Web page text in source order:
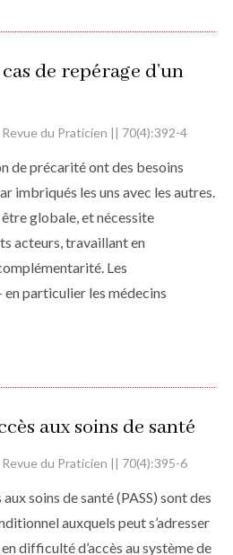
de repérage d’un
du Praticien || 70(4):392-4
de précarité ont des besoins
imbriqués les uns avec les autres.
globale, et nécessite
acteurs, travaillant en
Les
en particulier les médecins
aux soins de santé
du Praticien || 70(4):395-6
soins de santé (PASS) sont des
auxquels peut s’adresser
difficulté d’accès au système de